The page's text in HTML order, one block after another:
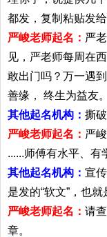
都发，复制粘贴发给
严峻老师起名： 严
见，严老师每周在
敢出门吗？万一遇
善缘， 终生为益友。
其他起名机构： 撕
严峻老师起名： 严
......师傅有水平、有
其他起名机构： 宣
是发的“软文”，也就
严峻老师起名： 请
章。